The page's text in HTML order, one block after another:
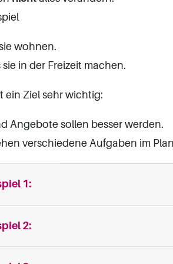
wohnen.
sie in der Freizeit machen.
ein Ziel sehr wichtig:
Angebote sollen besser werden.
verschiedene Aufgaben im
1:
2: